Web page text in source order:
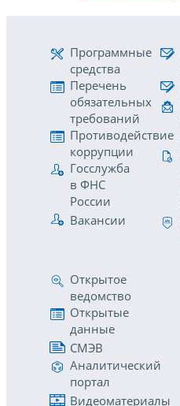
Программные
средства
Перечень
обязательных
требований
Противодействие
коррупции
Госслужба
в ФНС
России
Вакансии
Открытое
ведомство
Открытые
данные
СМЭВ
Аналитический
портал
Видеоматериалы